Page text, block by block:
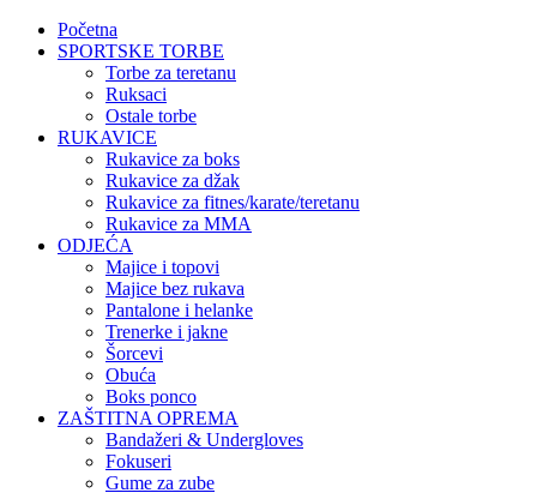
Početna
SPORTSKE TORBE
Torbe za teretanu
Ruksaci
Ostale torbe
RUKAVICE
Rukavice za boks
Rukavice za džak
Rukavice za fitnes/karate/teretanu
Rukavice za MMA
ODJEĆA
Majice i topovi
Majice bez rukava
Pantalone i helanke
Trenerke i jakne
Šorcevi
Obuća
Boks ponco
ZAŠTITNA OPREMA
Bandažeri & Undergloves
Fokuseri
Gume za zube